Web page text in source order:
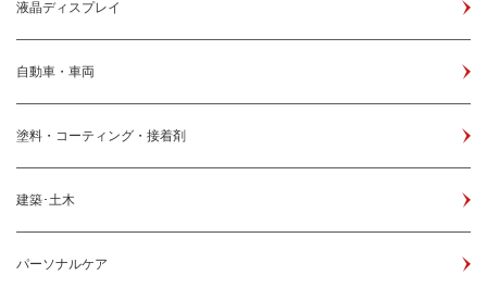
液晶ディスプレイ
自動車・車両
塗料・コーティング・接着剤
建築･土木
パーソナルケア